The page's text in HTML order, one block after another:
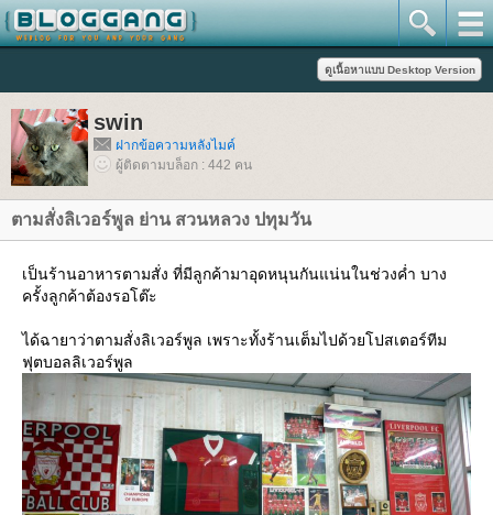
swin
ฝากข้อความหลังไมค์
ผู้ติดตามบล็อก : 442 คน
ตามสั่งลิเวอร์พูล ย่าน สวนหลวง ปทุมวัน
เป็นร้านอาหารตามสั่ง ที่มีลูกค้ามาอุดหนุนกันแน่นในช่วงค่ำ บาง
ครั้งลูกค้าต้องรอโต๊ะ
ได้ฉายาว่าตามสั่งลิเวอร์พูล เพราะทั้งร้านเต็มไปด้วยโปสเตอร์ทีม
ฟุตบอลลิเวอร์พูล